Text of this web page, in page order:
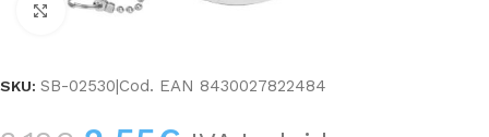
Haga clic para ampliar
SKU: SB-02530|Cod. EAN 8430027822484